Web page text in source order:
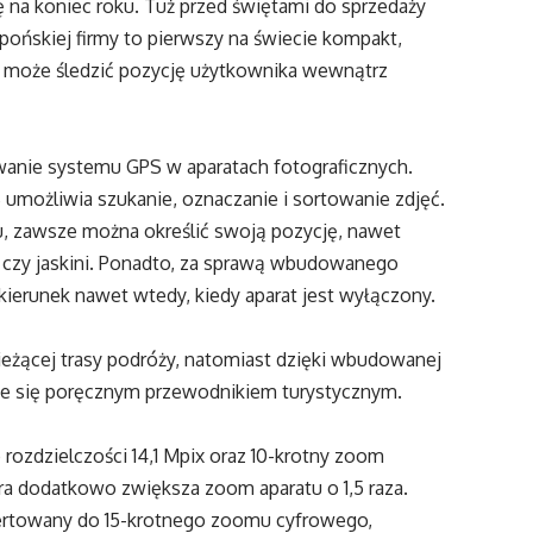
koniec roku. Tuż przed świętami do sprzedaży
firmy to pierwszy na świecie kompakt,
śledzić pozycję użytkownika wewnątrz
systemu GPS w aparatach fotograficznych.
szukanie, oznaczanie i sortowanie zdjęć.
można określić swoją pozycję, nawet
jaskini. Ponadto, za sprawą wbudowanego
nawet wtedy, kiedy aparat jest wyłączony.
trasy podróży, natomiast dzięki wbudowanej
się poręcznym przewodnikiem turystycznym.
14,1 Mpix oraz 10-krotny zoom
dodatkowo zwiększa zoom aparatu o 1,5 raza.
do 15-krotnego zoomu cyfrowego,